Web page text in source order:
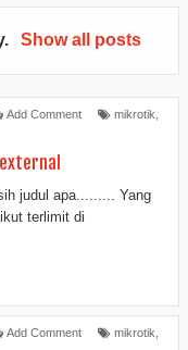
. Show all posts
Add Comment mikrotik
judul apa......... Yang
terlimit di
Add Comment mikrotik